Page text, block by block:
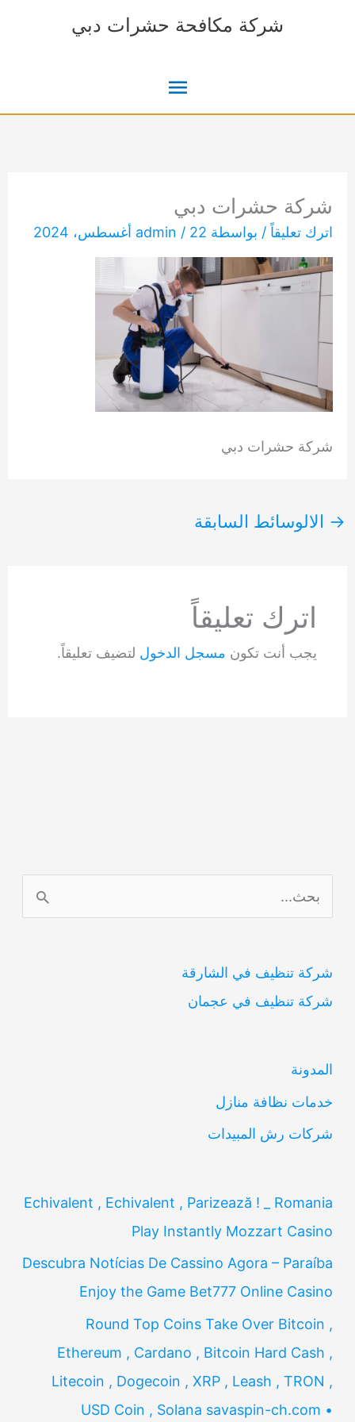
شركة مكافحة حشرات دبي
القائمة
شركة حشرات دبي
اترك تعليقاً / بواسطة admin / 22 أغسطس، 2024
شركة حشرات دبي
→ الالوسائط السابقة
اترك تعليقاً
يجب أنت تكون مسجل الدخول لتضيف تعليقاً.
ل
ح
ث
ن
شركة تنظيف في الشارقة
شركة تنظيف في عجمان
المدونة
خدمات نظافة منازل
شركات رش المبيدات
Echivalent , Echivalent , Parizează ! _ Romania
Play Instantly Mozzart Casino
Descubra Notícias De Cassino Agora – Paraíba
Enjoy the Game Bet777 Online Casino
Round Top Coins Take Over Bitcoin ,
Ethereum , Cardano , Bitcoin Hard Cash ,
Litecoin , Dogecoin , XRP , Leash , TRON ,
USD Coin , Solana savaspin-ch.com •